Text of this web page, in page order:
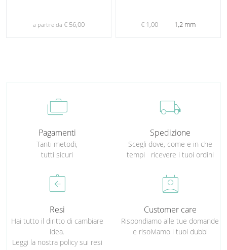
a partire da € 56,00 € 1,00 1,2 mm
cases
Pagamenti
Tanti metodi,
tutti sicuri
local_shipping
Spedizione
Scegli dove, come e in che
tempi ricevere i tuoi ordini
assignment_return
Resi
Hai tutto il diritto di cambiare
idea.
Leggi la nostra policy sui resi
perm_contact_calendar
Customer care
Rispondiamo alle tue domande
e risolviamo i tuoi dubbi